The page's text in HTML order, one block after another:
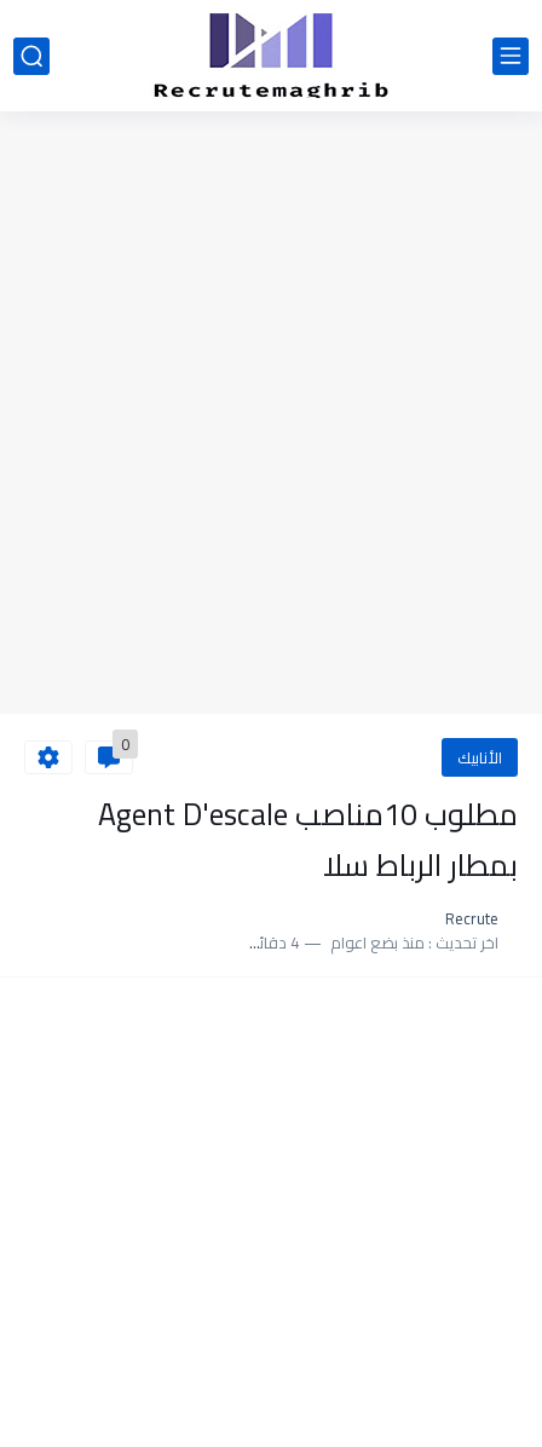
الأنابيك 0
مطلوب 10مناصب Agent D'escale
بمطار الرباط سلا
Recrute
اخر تحديث : منذ بضع اعوام 4 دقائق للقراءة